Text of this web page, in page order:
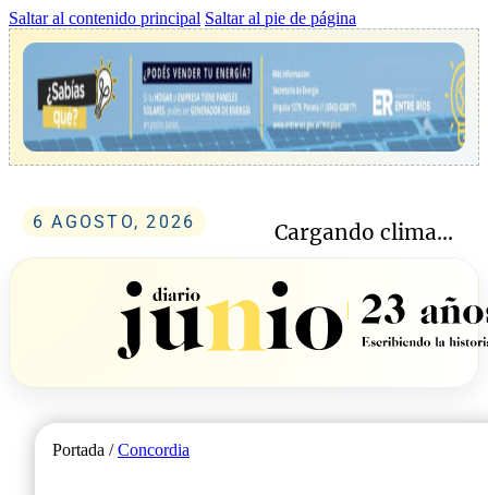
Saltar al contenido principal Saltar al pie de página
6 AGOSTO, 2026 Cargando clima...
Portada /Concordia